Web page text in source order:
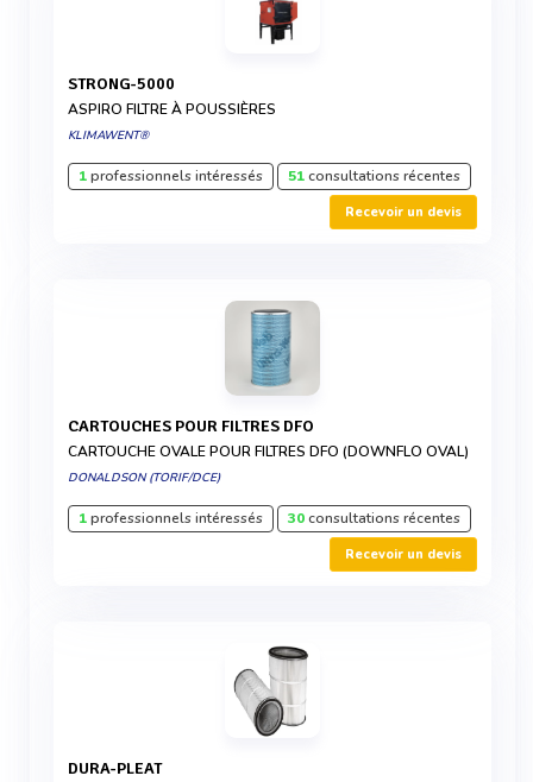
STRONG-5000
ASPIRO FILTRE À POUSSIÈRES
KLIMAWENT®
1professionnels intéressés 51consultations récentes
Recevoir un devis
CARTOUCHES POUR FILTRES DFO
CARTOUCHE OVALE POUR FILTRES DFO (DOWNFLO OVAL)
DONALDSON (TORIF/DCE)
1professionnels intéressés 30consultations récentes
Recevoir un devis
DURA-PLEAT